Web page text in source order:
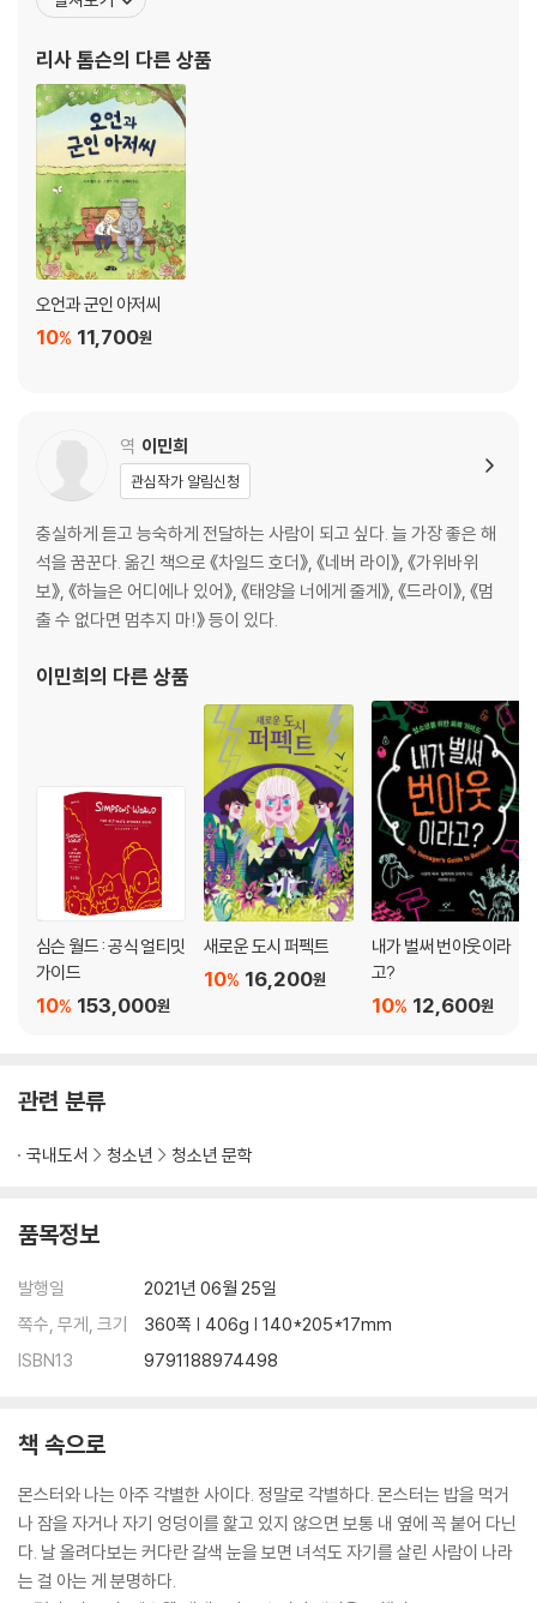
준히 아동, 청소년 소설을 발표하고 있다. 저마다 고민을 지닌 소년기
무려 흥미진진하면서 감동적인 이야기를 빚어
리사 톰슨의 다른 상품
오언과 군인 아저씨
11,700원
10%
역 이민희
관심작가 알림신청
충실하게 듣고 능숙하게 전달하는 사람이 되고 싶다. 늘 가장 좋은 해
석을 꿈꾼다. 옮긴 책으로 《차일드 호더》, 《네버 라이》, 《가위바위
보》, 《하늘은 어디에나 있어》, 《태양을 너에게 줄게》, 《드라이》, 《멈
출 수 없다면 멈추지 마!》 등이 있다.
이민희의 다른 상품
심슨 월드 : 공식 얼티밋
가이드
153,000원
10%
새로운 도시 퍼펙트
16,200원
10%
내가 벌써 번아웃이라
고?
12,600원
10%
관련 분류
국내도서 청소년 청소년 문학
품목정보
발행일
2021년 06월 25일
쪽수, 무게, 크기
360쪽 | 406g | 140*205*17mm
ISBN13
9791188974498
책 속으로
몬스터와 나는 아주 각별한 사이다. 정말로 각별하다. 몬스터는 밥을 먹거
나 잠을 자거나 자기 엉덩이를 핥고 있지 않으면 보통 내 옆에 꼭 붙어 다닌
다. 날 올려다보는 커다란 갈색 눈을 보면 녀석도 자기를 살린 사람이 나라
는 걸 아는 게 분명하다.